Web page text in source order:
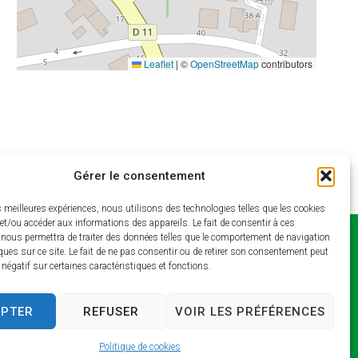
Gérer le consentement
meilleures expériences, nous utilisons des technologies telles que les cookies
ou accéder aux informations des appareils. Le fait de consentir à ces
permettra de traiter des données telles que le comportement de navigation
sur ce site. Le fait de ne pas consentir ou de retirer son consentement peut
négatif sur certaines caractéristiques et fonctions.
REFUSER VOIR LES PRÉFÉRENCES
Politique de cookies
Leaflet | ©OpenStreetMapcontributors
Horaires
Lundi et jeudi : 9h –
Mardi : 9h – 13h / 14h –